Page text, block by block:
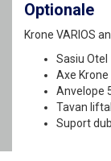
Optionale
Krone VARIOS
Sasiu Otel
Axe Krone
Anvelope
Tavan
Suport